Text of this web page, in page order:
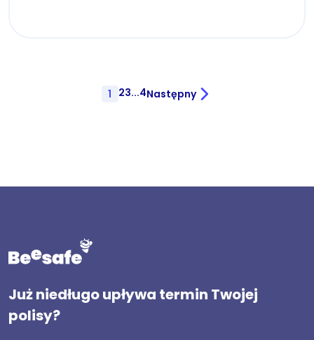
1 23...4Następny
Już niedługo upływa termin Twojej
polisy?